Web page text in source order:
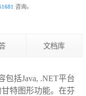
咨询。
文档库
包括Java, .NET平台
特图形功能。在芬